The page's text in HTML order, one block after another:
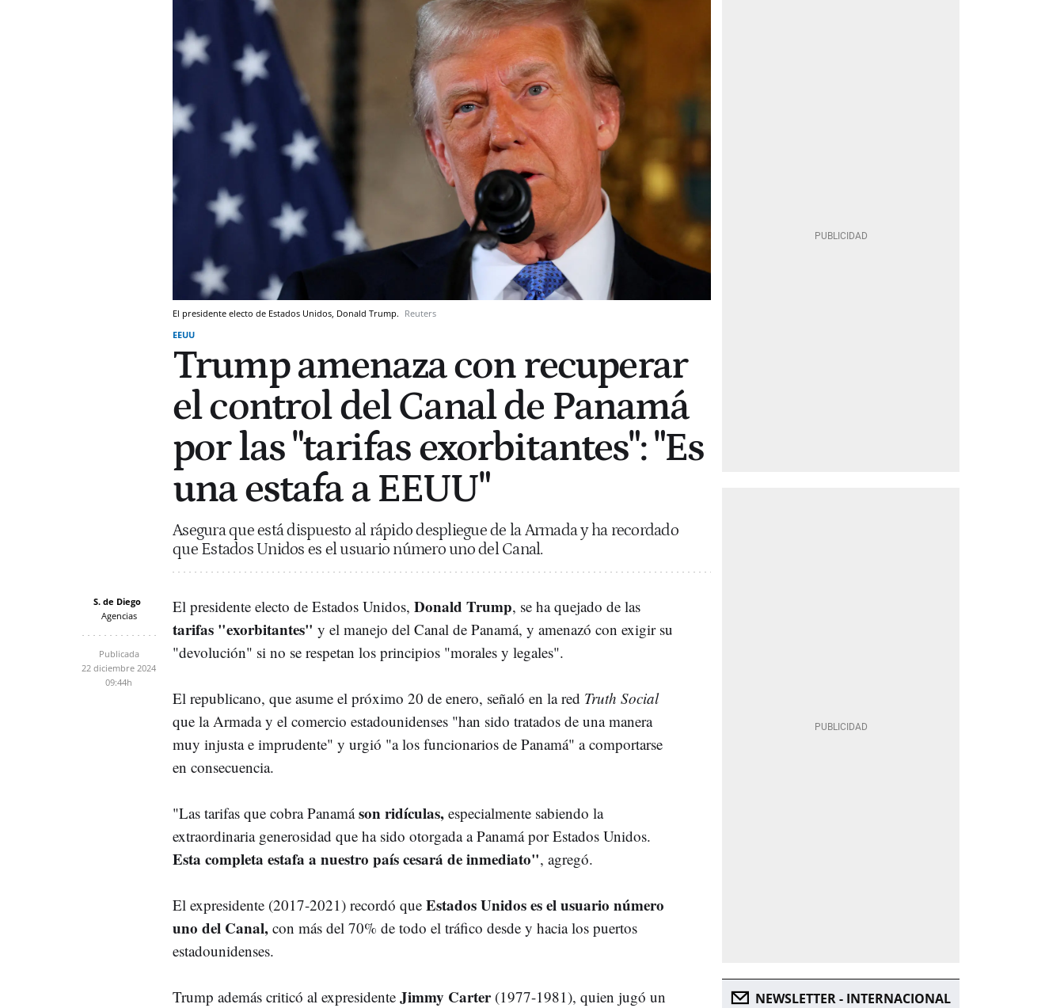
El presidente electo de Estados Unidos, Donald Trump. Reuters
EEUU
Trump amenaza con recuperar
el control del Canal de Panamá
por las "tarifas exorbitantes": "Es
una estafa a EEUU"
Asegura que está dispuesto al rápido despliegue de la Armada y ha recordado
que Estados Unidos es el usuario número uno del Canal.
S. de Diego
Agencias
Publicada
22 diciembre 2024
09:44h
El presidente electo de Estados Unidos, Donald Trump, se ha quejado de las
tarifas "exorbitantes" y el manejo del Canal de Panamá, y amenazó con exigir su
"devolución" si no se respetan los principios "morales y legales".
El republicano, que asume el próximo 20 de enero, señaló en la red Truth Social
que la Armada y el comercio estadounidenses "han sido tratados de una manera
muy injusta e imprudente" y urgió "a los funcionarios de Panamá" a comportarse
en consecuencia.
"Las tarifas que cobra Panamáson ridículas, especialmente sabiendo la
extraordinaria generosidad que ha sido otorgada a Panamá por Estados Unidos.
Esta completa estafa a nuestro país cesará de inmediato", agregó.
El expresidente (2017-2021) recordó que Estados Unidos es el usuario número
uno del Canal, con más del 70% de todo el tráfico desde y hacia los puertos
estadounidenses.
Trump además criticó al expresidente Jimmy Carter(1977-1981), quien jugó un
NEWSLETTER - INTERNACIONAL